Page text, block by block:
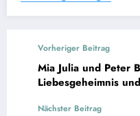
Vorheriger Beitrag
Mia Julia und Peter
Liebesgeheimnis
Nächster Beitrag